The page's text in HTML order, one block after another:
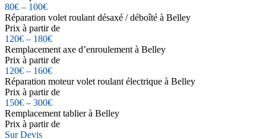
80€ – 100€
Réparation volet roulant désaxé / déboîté à Belley
Prix à partir de
120€ – 180€
Remplacement axe d’enroulement à Belley
Prix à partir de
120€ – 160€
Réparation moteur volet roulant électrique à Belley
Prix à partir de
150€ – 300€
Remplacement tablier à Belley
Prix à partir de
Sur Devis